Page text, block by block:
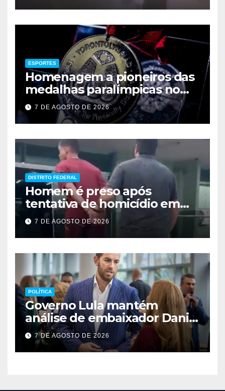
ESPORTES
Homenagem a pioneiros das
medalhas paralímpicas no
Brasil
7 DE AGOSTO DE 2026
DISTRITO FEDERAL
Homem é preso após
tentativa de homicídio em
festa em São Sebastião
7 DE AGOSTO DE 2026
POLÍTICA
Governo Lula mantém
análise de embaixador Daniel
Perez para depois das
eleições
7 DE AGOSTO DE 2026